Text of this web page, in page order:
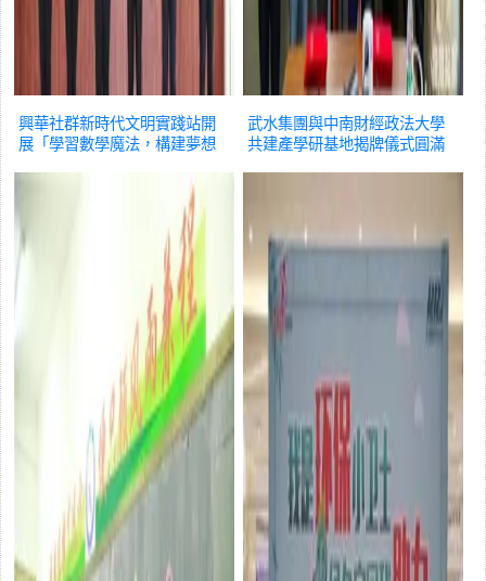
興華社群新時代文明實踐站開
展「學習數學魔法，構建夢想
武水集團與中南財經政法大學
共建產學研基地揭牌儀式圓滿